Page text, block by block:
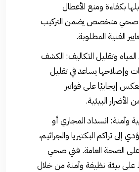
بكفاءة ومنع الأعطال
صحي متخصص يضمن التركيب
الفنية المطلوبة.
وتقليل التكاليف: الكشف
وإصلاحها يساعد في تقليل
إيجابيًا على فواتير
الأضرار البيئية.
انسداد المجاري أو
إلى تراكم البكتيريا والجراثيم،
الصحة العامة. فني صحي
على بيئة نظيفة وآمنة من خلال